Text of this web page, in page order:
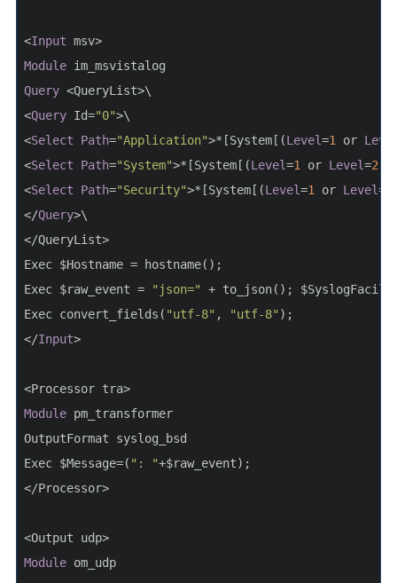
<Input msv>
Module im_msvistalog
Query <QueryList>\
<Query Id="0">\
<Select Path="Application">*[System[(Level=1 or
<Select Path="System">*[System[(Level=1 or Level=2
<Select Path="Security">*[System[(Level=1 or Level=
</Query>\
</QueryList>
Exec $Hostname = hostname();
Exec $raw_event =
"json="
+ to_json();
Exec convert_fields( "utf-8" , "utf-8" );
</Input>
<Processor tra>
Module pm_transformer
OutputFormat syslog_bsd
Exec $Message=( ": "+$raw_event);
</Processor>
<Output udp>
Module om_udp